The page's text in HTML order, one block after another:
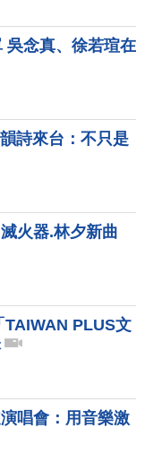
吳念真、徐若瑄在
詩來台：不只是
火器.林夕新曲
PLUS文
唱會：用音樂激